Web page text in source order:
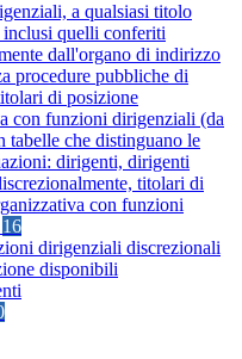
a qualsiasi titolo
quelli conferiti
dall'organo di indirizzo
procedure pubbliche di
di posizione
con funzioni dirigenziali (da
tabelle che distinguano le
dirigenti, dirigenti
titolari di
con funzioni
16
dirigenziali discrezionali
disponibili